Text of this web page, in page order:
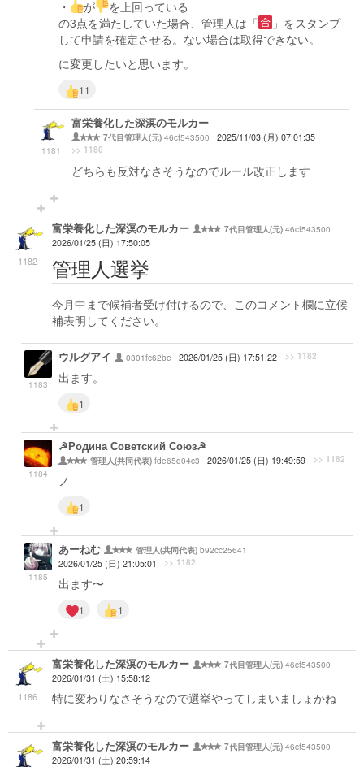
・ が
を上回っている
の3点を満たしていた場合、管理人は「
」をスタンプ
して申請を確定させる。ない場合は取得できない。
に変更したいと思います。
11
1181
富栄養化した深溟のモルカー
7代目管理人(元) 46cf543500 2025/11/03 (月) 07:01:35
>> 1180
どちらも反対なさそうなのでルール改正します
1182
富栄養化した深溟のモルカー 7代目管理人(元) 46cf543500
2026/01/25 (日) 17:50:05
管理人選挙
今月中まで候補者受け付けるので、このコメント欄に立候
補表明してください。
1183
ウルグアイ 0301fc62be 2026/01/25 (日) 17:51:22 >> 1182
出ます。
1
1184
☭Родина Советский Союз☭
管理人(共同代表) fde65d04c3 2026/01/25 (日) 19:49:59 >> 1182
ノ
1
1185
あーねむ 管理人(共同代表) b92cc25641
2026/01/25 (日) 21:05:01
>> 1182
出ます〜
1 1
1186
富栄養化した深溟のモルカー 7代目管理人(元) 46cf543500
2026/01/31 (土) 15:58:12
特に変わりなさそうなので選挙やってしまいましょかね
富栄養化した深溟のモルカー 7代目管理人(元) 46cf543500
2026/01/31 (土) 20:59:14